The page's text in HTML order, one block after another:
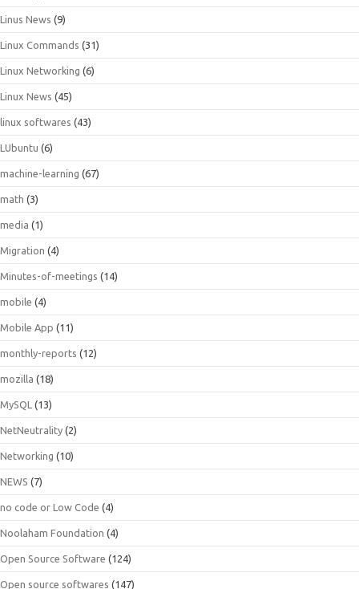
Linus News (9)
Linux Commands (31)
Linux Networking (6)
Linux News (45)
linux softwares (43)
LUbuntu (6)
machine-learning (67)
math (3)
media (1)
Migration (4)
Minutes-of-meetings (14)
mobile (4)
Mobile App (11)
monthly-reports (12)
mozilla (18)
MySQL (13)
NetNeutrality (2)
Networking (10)
NEWS (7)
no code or Low Code (4)
Noolaham Foundation (4)
Open Source Software (124)
Open source softwares (147)